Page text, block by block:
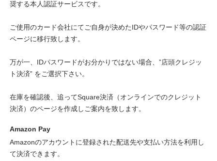
奨する本人認証サービスです。
ご使用のカード会社にてご自身が決めたIDやパスワード等の認証
ページに移行致します。
万が一、IDパスワードがお分かりではない場合、”店頭クレジッ
ト決済” をご選択下さい。
在庫を確認後、追ってSquare決済（オンラインでのクレジット
決済）のページを作成しご案内を致します。
Amazon Pay
Amazonのアカウントに登録された配送先や支払い方法を利用し
て決済できます。